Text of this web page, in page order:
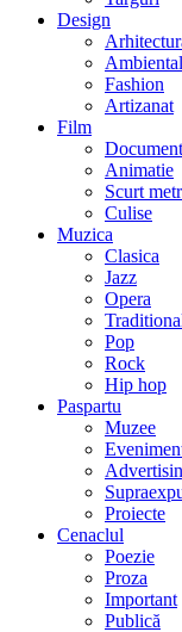
Design
Ambiental
Fashion
Artizanat
Film
Animatie
Scurt
Culise
Muzica
Clasica
Jazz
Opera
Pop
Rock
Hip hop
Paspartu
Muzee
Proiecte
Cenaclul
Poezie
Proza
Important
Publică